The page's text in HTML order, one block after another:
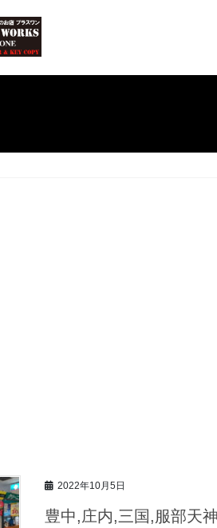
2022年10月5日
豊中,庄内,三国,服部天